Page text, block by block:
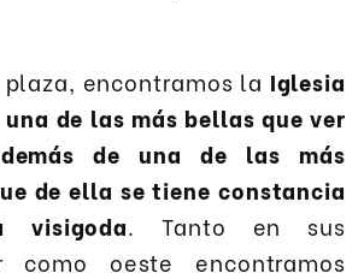
encontramos la Iglesia
de las más bellas que ver
de una de las más
de ella se tiene constancia
visigoda. Tanto en sus
como oeste encontramos